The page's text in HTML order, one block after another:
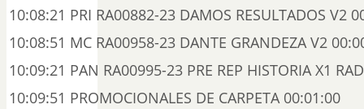
10:08:21 PRI RA00882-23 DAMOS RESULTADOS V2
10:08:51 MC RA00958-23 DANTE GRANDEZA V2
10:09:21 PAN RA00995-23 PRE REP HISTORIA X1
10:09:51 PROMOCIONALES DE CARPETA 00:01:00